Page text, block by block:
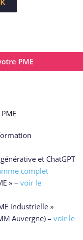
PME
et ChatGPT
complet
» – voir le
industrielle »
Auvergne) – voir le